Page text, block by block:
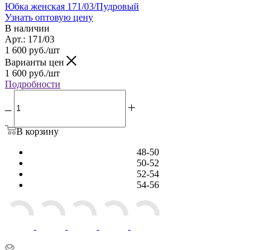
Юбка женская 171/03/Пудровый
Узнать оптовую цену
В наличии
Арт.: 171/03
1 600 руб./шт
Варианты цен
1 600 руб./шт
Подробности
В корзину
48-50
50-52
52-54
54-56